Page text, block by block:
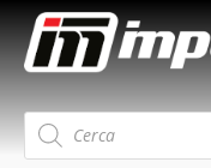
Ricerca
prodotti